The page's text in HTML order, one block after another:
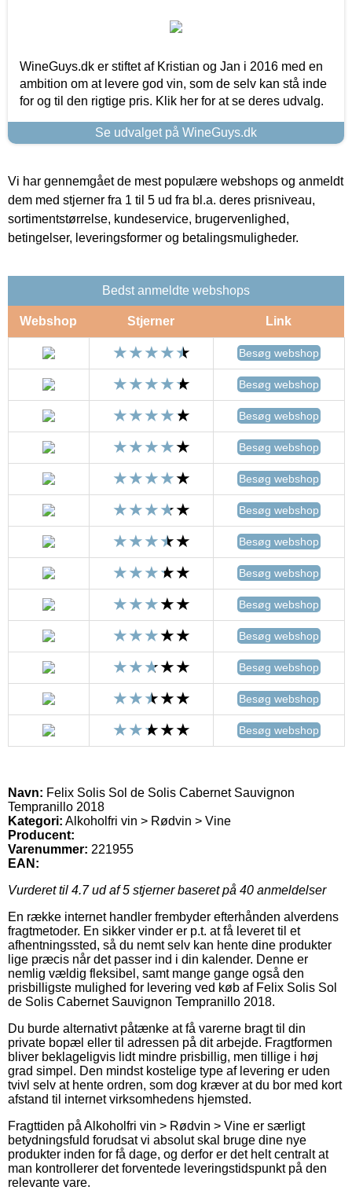
WineGuys.dk er stiftet af Kristian og Jan i 2016 med en
ambition om at levere god vin, som de selv kan stå inde
for og til den rigtige pris. Klik her for at se deres udvalg.
Se udvalget på WineGuys.dk
Vi har gennemgået de mest populære webshops og anmeldt
dem med stjerner fra 1 til 5 ud fra bl.a. deres prisniveau,
sortimentstørrelse, kundeservice, brugervenlighed,
betingelser, leveringsformer og betalingsmuligheder.
Bedst anmeldte webshops
Webshop Stjerner Link
Besøg webshop
Besøg webshop
Besøg webshop
Besøg webshop
Besøg webshop
Besøg webshop
Besøg webshop
Besøg webshop
Besøg webshop
Besøg webshop
Besøg webshop
Besøg webshop
Besøg webshop
Navn: Felix Solis Sol de Solis Cabernet Sauvignon
Tempranillo 2018
Kategori: Alkoholfri vin > Rødvin > Vine
Producent:
Varenummer: 221955
EAN:
Vurderet til 4.7ud af 5 stjerner baseret på 40 anmeldelser
En række internet handler frembyder efterhånden alverdens
fragtmetoder. En sikker vinder er p.t. at få leveret til et
afhentningssted, så du nemt selv kan hente dine produkter
lige præcis når det passer ind i din kalender. Denne er
nemlig vældig fleksibel, samt mange gange også den
prisbilligste mulighed for levering ved køb af Felix Solis Sol
de Solis Cabernet Sauvignon Tempranillo 2018.
Du burde alternativt påtænke at få varerne bragt til din
private bopæl eller til adressen på dit arbejde. Fragtformen
bliver beklageligvis lidt mindre prisbillig, men tillige i høj
grad simpel. Den mindst kostelige type af levering er uden
tvivl selv at hente ordren, som dog kræver at du bor med kort
afstand til internet virksomhedens hjemsted.
Fragttiden på Alkoholfri vin > Rødvin > Vine er særligt
betydningsfuld forudsat vi absolut skal bruge dine nye
produkter inden for få dage, og derfor er det helt centralt at
man kontrollerer det forventede leveringstidspunkt på den
relevante vare.